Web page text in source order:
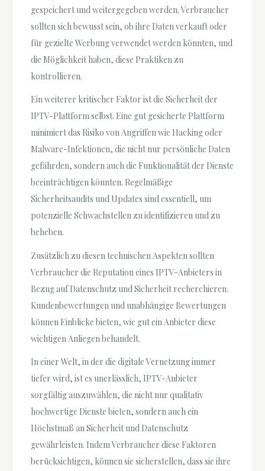
gespeichert und weitergegeben werden. Verbraucher
sollten sich bewusst sein, ob ihre Daten verkauft oder
für gezielte Werbung verwendet werden könnten, und
die Möglichkeit haben, diese Praktiken zu
kontrollieren.
Ein weiterer kritischer Faktor ist die Sicherheit der
IPTV-Plattform selbst. Eine gut gesicherte Plattform
minimiert das Risiko von Angriffen wie Hacking oder
Malware-Infektionen, die nicht nur persönliche Daten
gefährden, sondern auch die Funktionalität der Dienste
beeinträchtigen könnten. Regelmäßige
Sicherheitsaudits und Updates sind essentiell, um
potenzielle Schwachstellen zu identifizieren und zu
beheben.
Zusätzlich zu diesen technischen Aspekten sollten
Verbraucher die Reputation eines IPTV-Anbieters in
Bezug auf Datenschutz und Sicherheit recherchieren.
Kundenbewertungen und unabhängige Bewertungen
können Einblicke bieten, wie gut ein Anbieter diese
wichtigen Anliegen behandelt.
In einer Welt, in der die digitale Vernetzung immer
tiefer wird, ist es unerlässlich, IPTV-Anbieter
sorgfältig auszuwählen, die nicht nur qualitativ
hochwertige Dienste bieten, sondern auch ein
Höchstmaß an Sicherheit und Datenschutz
gewährleisten. Indem Verbraucher diese Faktoren
berücksichtigen, können sie sicherstellen, dass sie ihre